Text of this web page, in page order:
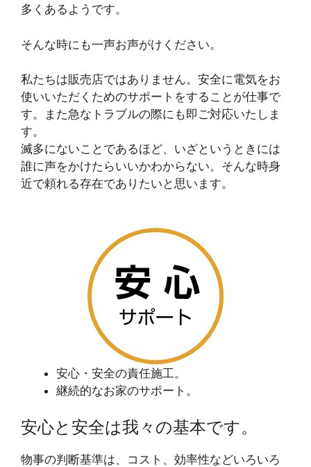
多くあるようです。
そんな時にも一声お声がけください。
私たちは販売店ではありません。安全に電気をお
使いいただくためのサポートをすることが仕事で
す。また急なトラブルの際にも即ご対応いたしま
す。
滅多にないことであるほど、いざというときには
誰に声をかけたらいいかわからない。そんな時身
近で頼れる存在でありたいと思います。
安心・安全の責任施工。
継続的なお家のサポート。
安心と安全は我々の基本です。
物事の判断基準は、コスト、効率性などいろいろ